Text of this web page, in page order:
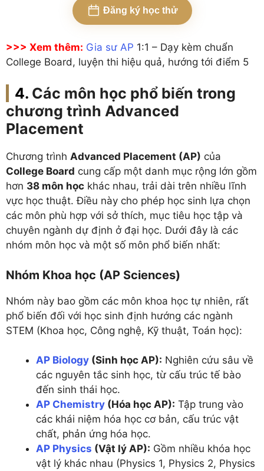
Đăng ký học thử
>>> Xem thêm: Gia sư AP 1:1 – Dạy kèm chuẩn
College Board, luyện thi hiệu quả, hướng tới điểm 5
Các môn học phổ biến trong
chương trình Advanced
Placement
Chương trình Advanced Placement (AP) của
College Board cung cấp một danh mục rộng lớn gồm
hơn 38 môn học khác nhau, trải dài trên nhiều lĩnh
vực học thuật. Điều này cho phép học sinh lựa chọn
các môn phù hợp với sở thích, mục tiêu học tập và
chuyên ngành dự định ở đại học. Dưới đây là các
nhóm môn học và một số môn phổ biến nhất:
Nhóm Khoa học (AP Sciences)
Nhóm này bao gồm các môn khoa học tự nhiên, rất
phổ biến đối với học sinh định hướng các ngành
STEM (Khoa học, Công nghệ, Kỹ thuật, Toán học):
AP Biology (Sinh học AP): Nghiên cứu sâu về
các nguyên tắc sinh học, từ cấu trúc tế bào
đến sinh thái học.
AP Chemistry (Hóa học AP): Tập trung vào
các khái niệm hóa học cơ bản, cấu trúc vật
chất, phản ứng hóa học.
AP Physics (Vật lý AP): Gồm nhiều khóa học
vật lý khác nhau (Physics 1, Physics 2, Physics